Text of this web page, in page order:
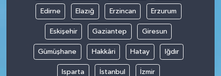
Edirne Elazığ Erzincan Erzurum
Eskişehir Gaziantep Giresun
Gümüşhane Hakkâri Hatay Iğdır
Isparta İstanbul İzmir